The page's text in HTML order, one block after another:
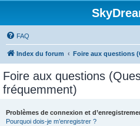
FAQ
Index du forum Foire aux questions
Foire aux questions
fréquemment)
Problèmes de connexion et
Pourquoi dois-je m’enregistrer ?